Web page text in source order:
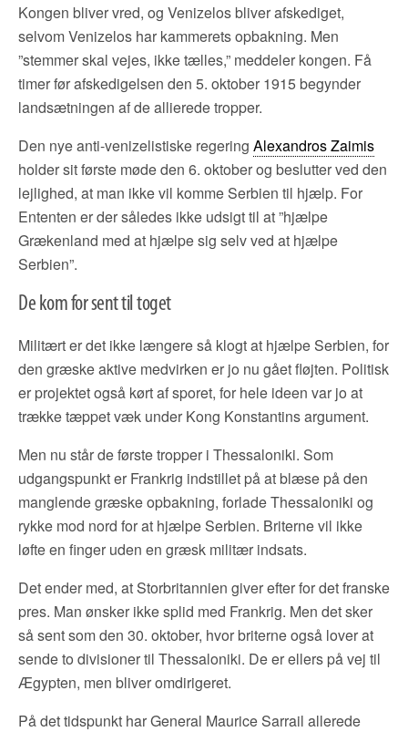
Kongen bliver vred, og Venizelos bliver afskediget,
selvom Venizelos har kammerets opbakning. Men
”stemmer skal vejes, ikke tælles,” meddeler kongen. Få
timer før afskedigelsen den 5. oktober 1915 begynder
landsætningen af de allierede tropper.
Den nye anti-venizelistiske regering Alexandros Zaimis
holder sit første møde den 6. oktober og beslutter ved den
lejlighed, at man ikke vil komme Serbien til hjælp. For
Ententen er der således ikke udsigt til at ”hjælpe
Grækenland med at hjælpe sig selv ved at hjælpe
Serbien”.
De kom for sent til toget
Militært er det ikke længere så klogt at hjælpe Serbien, for
den græske aktive medvirken er jo nu gået fløjten. Politisk
er projektet også kørt af sporet, for hele ideen var jo at
trække tæppet væk under Kong Konstantins argument.
Men nu står de første tropper i Thessaloniki. Som
udgangspunkt er Frankrig indstillet på at blæse på den
manglende græske opbakning, forlade Thessaloniki og
rykke mod nord for at hjælpe Serbien. Briterne vil ikke
løfte en finger uden en græsk militær indsats.
Det ender med, at Storbritannien giver efter for det franske
pres. Man ønsker ikke splid med Frankrig. Men det sker
så sent som den 30. oktober, hvor briterne også lover at
sende to divisioner til Thessaloniki. De er ellers på vej til
Ægypten, men bliver omdirigeret.
På det tidspunkt har General Maurice Sarrail allerede